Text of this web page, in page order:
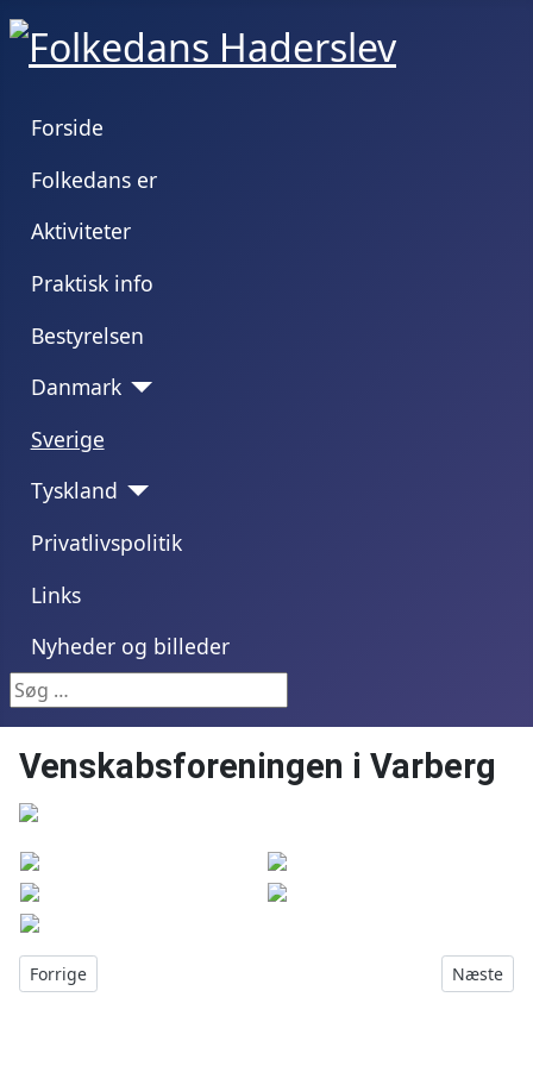
Forside
Folkedans er
Aktiviteter
Praktisk info
Bestyrelsen
Danmark
Sverige
Tyskland
Privatlivspolitik
Links
Nyheder og billeder
Søg …
Venskabsforeningen i Varberg
Forrige artikel: Venskabsforeningen i Rheda-Wiedenbrück
Forrige Næste
Næste